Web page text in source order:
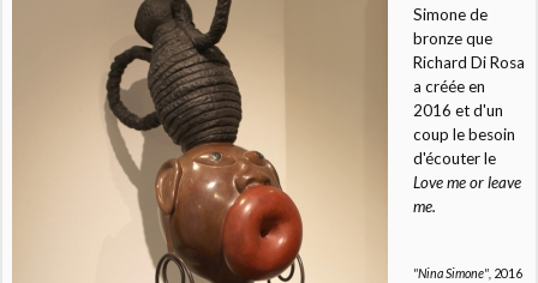
Simone de
bronze que
Richard Di Rosa
a créée en
2016 et d'un
coup le besoin
d'écouter le
Love me or leave
me.
"Nina Simone", 2016